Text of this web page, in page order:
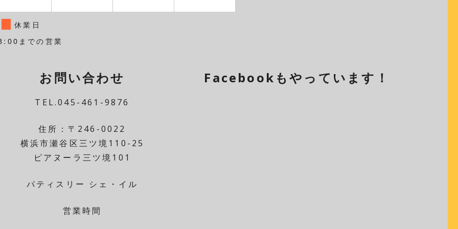
休業日
までの営業
お問い合わせ
TEL.045-461-9876
住所：〒246-0022
横浜市瀬谷区三ツ境110-25
ピアヌーラ三ツ境101
パティスリー シェ・イル
営業時間
Facebookもやっています！